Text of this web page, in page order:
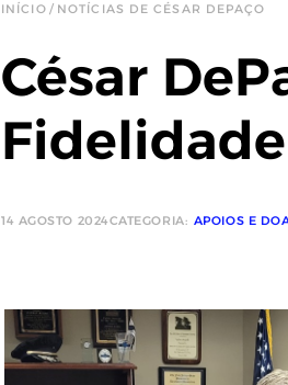
INÍCIO NOTÍCIAS DE CÉSAR DEPAÇO
César
14 AGOSTO 2024CATEGORIA: APOIOS E